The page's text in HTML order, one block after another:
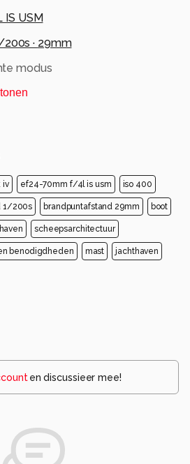
USM
· 29mm
modus
iv ef24-70mm f/4l is usm iso 400
1/200s brandpuntafstand 29mm boot
haven scheepsarchitectuur
benodigdheden mast jachthaven
en discussieer mee!